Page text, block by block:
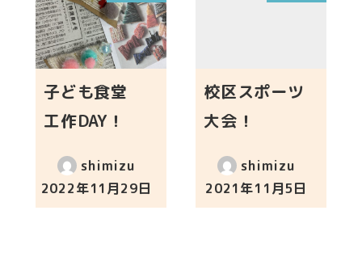
子ども食堂
工作DAY！
shimizu
投稿日
2022年11月29日
校区スポーツ
大会！
shimizu
投稿日
2021年11月5日